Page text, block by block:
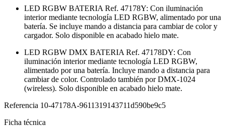
LED RGBW BATERIA Ref. 47178Y: Con iluminación
interior mediante tecnología LED RGBW, alimentado por una
batería. Se incluye mando a distancia para cambiar de color y
cargador. Solo disponible en acabado hielo mate.
LED RGBW DMX BATERIA Ref. 47178DY: Con
iluminación interior mediante tecnología LED RGBW,
alimentado por una batería. Incluye mando a distancia para
cambiar de color. Controlado también por DMX-1024
(wireless). Solo disponible en acabado hielo mate.
Referencia 10-47178A-9611319143711d590be9c5
Ficha técnica